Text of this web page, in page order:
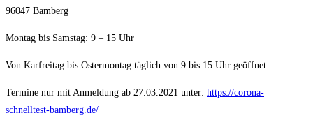
96047 Bam­berg
Mon­tag bis Sams­tag: 9 – 15 Uhr
Von Kar­frei­tag bis Oster­mon­tag täg­lich von 9 bis 15 Uhr geöffnet.
Ter­mi­ne nur mit Anmel­dung ab 27.03.2021 unter: https://corona-
schnelltest-bamberg.de/